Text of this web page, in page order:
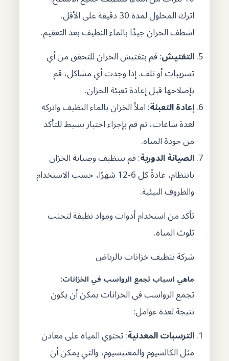
اترك المحلول لمدة 30 دقيقة على الأقل.
اشطف الخزان جيدًا بالماء النظيف بعد التعقيم.
التفتيش: قم بتفتيش الخزان للتحقق من أي
تسريبات أو تلف. إذا وجدت أي مشاكل، قم
بإصلاحها قبل إعادة تعبئة الخزان.
إعادة التعبئة: املأ الخزان بالماء النظيف واتركه
لعدة ساعات، ثم قم بإجراء اختبار بسيط للتأكد
من جودة المياه.
الصيانة الدورية: قم بتنظيف وصيانة الخزان
بانتظام، عادةً كل 6-12 شهرًا، حسب الاستخدام
والظروف البيئية.
تأكد من استخدام أدوات ومواد نظيفة لتجنب
تلوث المياه.
شركة تنظيف خزانات بالرياض
ماهي اسباب تجمع الرواسب في الخزانات:
تجمع الرواسب في الخزانات يمكن أن يكون
نتيجة لعدة عوامل:
الترسبات المعدنية: تحتوي المياه على معادن
مثل الكالسيوم والمغنيسيوم، والتي يمكن أن